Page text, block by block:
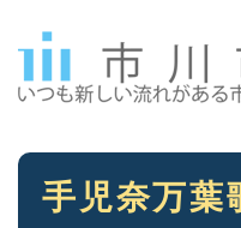
本
手児奈万葉